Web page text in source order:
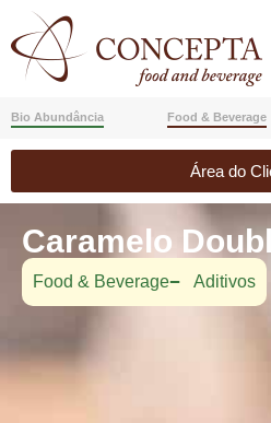
Bio Abundância Food & Beverage
Área do
Caramelo
Food & Beverage Aditivos